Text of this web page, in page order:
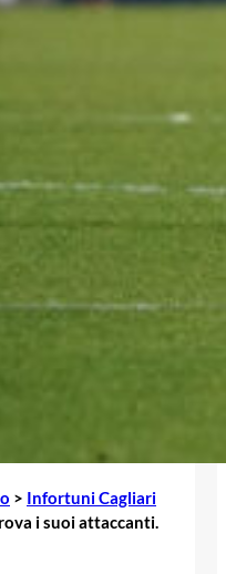
> Infortuni Cagliari
i suoi attaccanti.